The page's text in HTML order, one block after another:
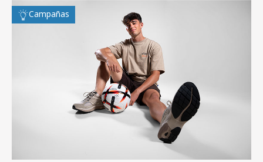
Campañas